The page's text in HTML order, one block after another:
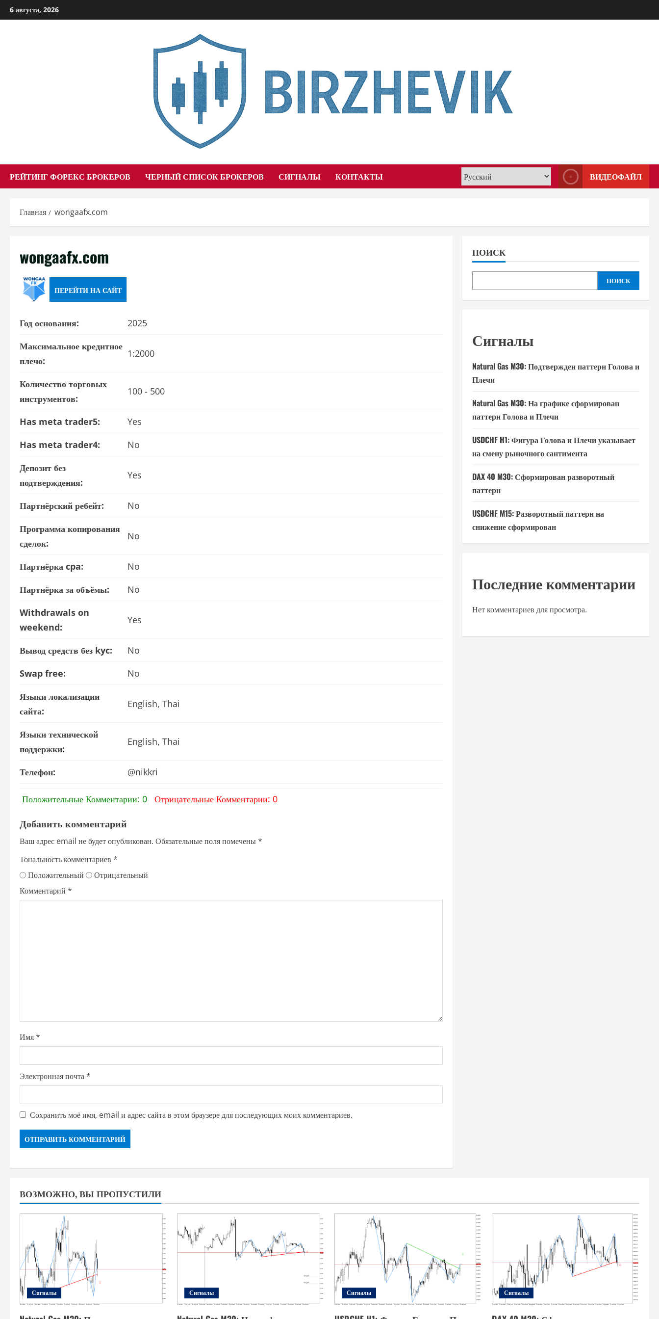
Перейти
к
6 августа, 2026
РЕЙТИНГ ФОРЕКС БРОКЕРОВ ЧЕРНЫЙ СПИСОК БРОКЕРОВ СИГНАЛЫ КОНТАКТЫ ВИДЕОФАЙЛ
Главная wongaafx.com
wongaafx.com
ПЕРЕЙТИ НА САЙТ
Год основания:
2025
Максимальное кредитное
плечо:
1:2000
Количество торговых
инструментов:
100 - 500
Has meta trader5:
Yes
Has meta trader4:
No
Депозит без
подтверждения:
Yes
Партнёрский ребейт:
No
Программа копирования
сделок:
No
Партнёрка cpa:
No
Партнёрка за объёмы:
No
Withdrawals on
weekend:
Yes
Вывод средств без kyc:
No
Swap free:
No
Языки локализации
сайта:
English, Thai
Языки технической
поддержки:
English, Thai
Телефон: @nikkri
Положительные Комментарии: 0 Отрицательные Комментарии: 0
Добавить комментарий
Ваш адрес email не будет опубликован. Обязательные поля помечены*
Тональность комментариев *
Положительный
Отрицательный
Комментарий *
Имя*
Электронная почта*
Сохранить моё имя, email и адрес сайта в этом браузере для последующих моих комментариев.
ПОИСК
ПОИСК
Сигналы
Natural Gas M30: Подтвержден паттерн Голова и
Плечи
Natural Gas M30: На графике сформирован
паттерн Голова и Плечи
USDCHF H1: Фигура Голова и Плечи указывает
на смену рыночного сантимента
DAX 40 M30: Сформирован разворотный
паттерн
USDCHF M15: Разворотный паттерн на
снижение сформирован
Последние комментарии
Нет комментариев для просмотра.
ВОЗМОЖНО, ВЫ ПРОПУСТИЛИ
Сигналы Сигналы Сигналы Сигналы